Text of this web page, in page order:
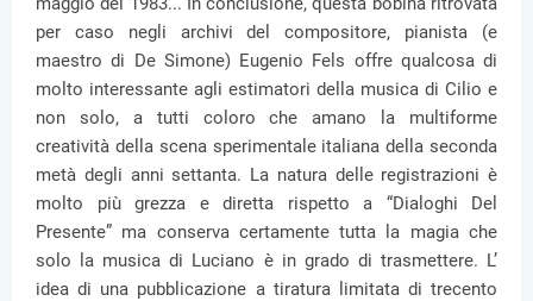
per caso negli archivi del compositore, pianista (e
maestro di De Simone) Eugenio Fels offre qualcosa di
molto interessante agli estimatori della musica di Cilio e
non solo, a tutti coloro che amano la multiforme
creatività della scena sperimentale italiana della seconda
metà degli anni settanta. La natura delle registrazioni è
molto più grezza e diretta rispetto a “Dialoghi Del
Presente” ma conserva certamente tutta la magia che
solo la musica di Luciano è in grado di trasmettere. L’
idea di una pubblicazione a tiratura limitata di trecento